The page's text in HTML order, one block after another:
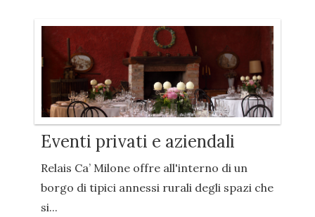
Eventi privati e aziendali
Relais Ca’ Milone offre all'interno di un
borgo di tipici annessi rurali degli spazi che
si...